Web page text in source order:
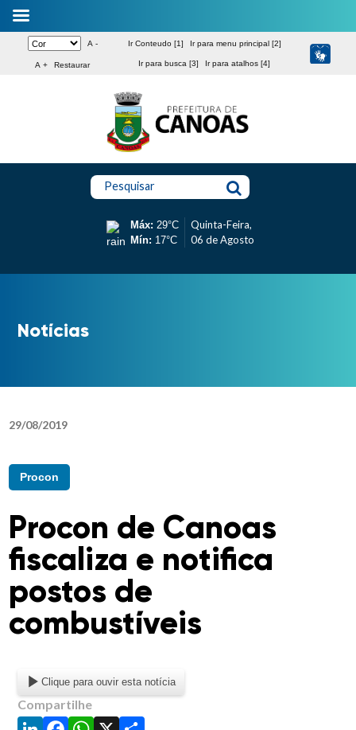
A -
A + Restaurar
Ir Conteudo [1] Ir para menu principal [2]
Ir para busca [3] Ir para atalhos [4]
Pesquisar
Máx: 29°C
Mín: 17°C
Quinta-Feira,
06 de Agosto
Notícias
29/08/2019
Procon
Procon de Canoas
fiscaliza e notifica
postos de
combustíveis
Clique para ouvir esta notícia
Compartilhe